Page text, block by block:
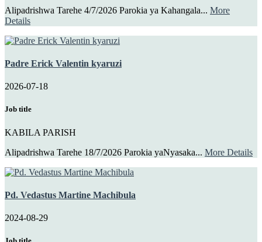
Alipadrishwa Tarehe 4/7/2026 Parokia ya Kahangala... More
Details
Padre Erick Valentin kyaruzi
2026-07-18
Job title
KABILA PARISH
Alipadrishwa Tarehe 18/7/2026 Parokia yaNyasaka... More Details
Pd. Vedastus Martine Machibula
2024-08-29